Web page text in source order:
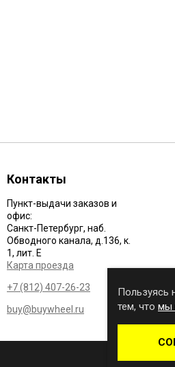
Контакты
Пункт-выдачи заказов и
офис:
Санкт-Петербург, наб.
Обводного канала, д.136, к.
1, лит. Е
Карта проезда
+7 (812) 407-26-23
buy@buywheel.ru
Пользуясь
тем, что мы